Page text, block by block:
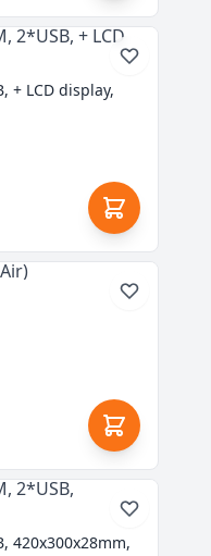
+ LCD display,
420x300x28mm,